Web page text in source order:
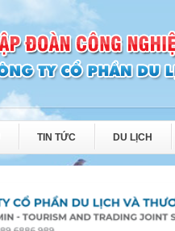
TIN TỨC DU LỊCH